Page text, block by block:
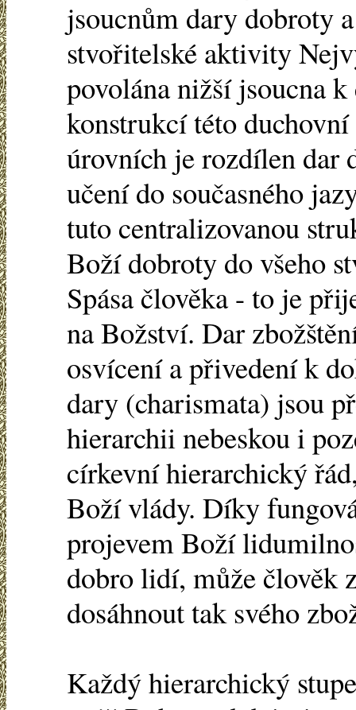
jsoucnům dary dobroty
stvořitelské aktivity
povolána nižší jsoucna
konstrukcí této
úrovních je rozdílen dar
učení do současného
tuto centralizovanou
Boží dobroty do všeho
Spása člověka - to je
na Božství. Dar
osvícení a přivedení k
dary (charismata) jsou
hierarchii nebeskou i
církevní hierarchický
Boží vlády. Díky
projevem Boží
dobro lidí, může člověk
dosáhnout tak svého
Každý hierarchický